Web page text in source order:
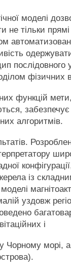
моделі
не тільки прямі
одержувати
послідовного
фізичних
функцій
алгоритмів.
із
уздовж
і
Чорному морі,